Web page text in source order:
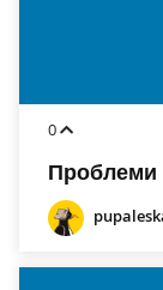
0
Проблеми